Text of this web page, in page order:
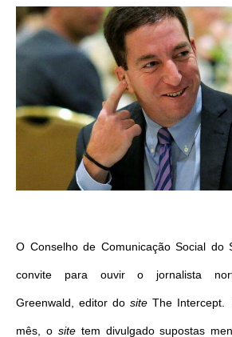
O Conselho de Comunicação Social
convite para ouvir o jornalista
Greenwald, editor do siteThe Intercept.
mês, o sitetem divulgado supostas